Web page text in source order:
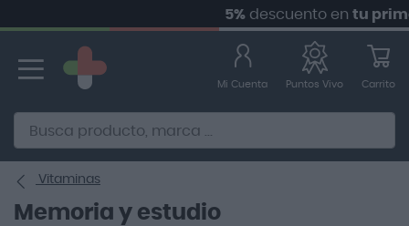
descuento entu primer
contenido
Alternative to Doofinder Ecommerce Search
Mi Cuenta Puntos Vivo Carrito
Vitaminas
Memoria y estudio